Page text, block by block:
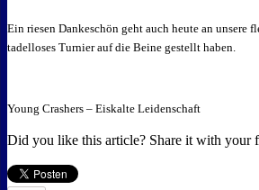
Ein riesen Dankeschön geht auch heute an unsere
tadelloses Turnier auf die Beine gestellt haben.
Young Crashers – Eiskalte Leidenschaft
Did you like this article? Share it with your